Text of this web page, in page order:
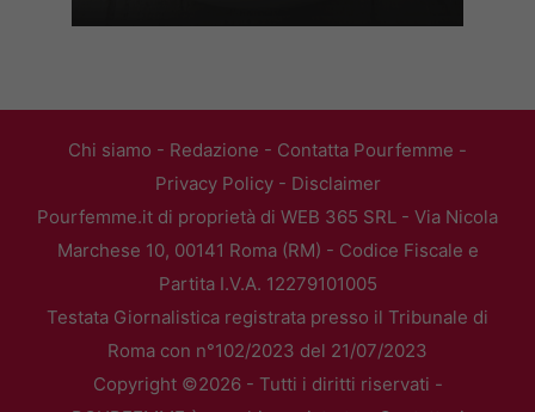
Chi siamo - Redazione - Contatta Pourfemme -
Privacy Policy- Disclaimer
Pourfemme.it di proprietà di WEB 365 SRL - Via Nicola
Marchese 10, 00141 Roma (RM) - Codice Fiscale e
Partita I.V.A. 12279101005
Testata Giornalistica registrata presso il Tribunale di
Roma con n°102/2023 del 21/07/2023
Copyright ©2026 - Tutti i diritti riservati -